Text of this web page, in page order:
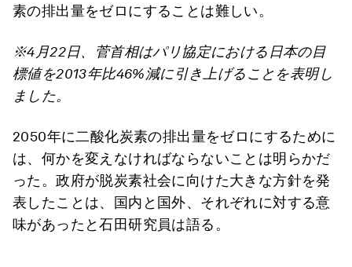
素の排出量をゼロにすることは難しい。
※4月22日、菅首相はパリ協定における日本の目
標値を2013年比46%減に引き上げることを表明し
ました。
2050年に二酸化炭素の排出量をゼロにするために
は、何かを変えなければならないことは明らかだ
った。政府が脱炭素社会に向けた大きな方針を発
表したことは、国内と国外、それぞれに対する意
味があったと石田研究員は語る。